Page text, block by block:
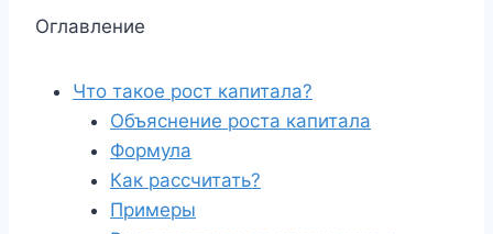
Оглавление
Что такое рост капитала?
Объяснение роста капитала
Формула
Как рассчитать?
Примеры